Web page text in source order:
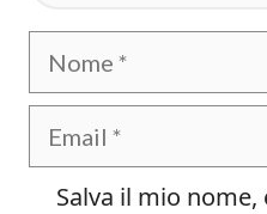
Nome
Email
Salva il mio